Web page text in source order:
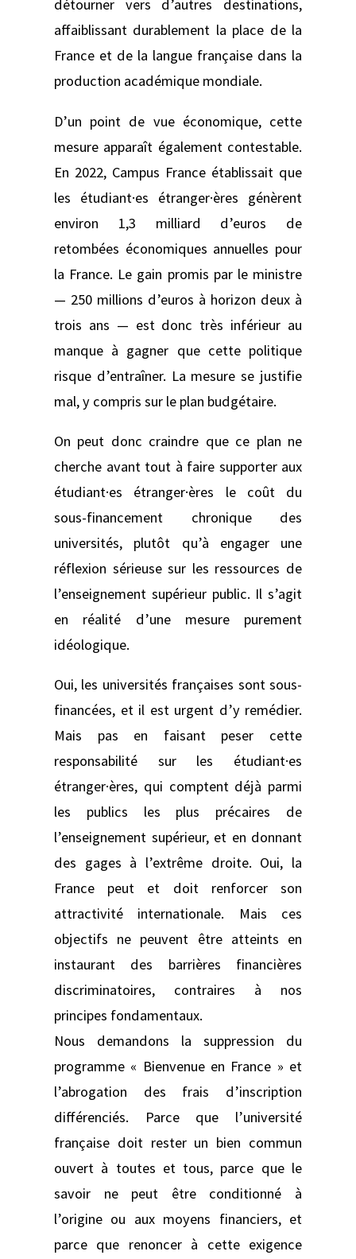
détourner vers d’autres destinations,
affaiblissant durablement la place de la
France et de la langue française dans la
production académique mondiale.
D’un point de vue économique, cette
mesure apparaît également contestable.
En 2022, Campus France établissait que
les étudiant·es étranger·ères génèrent
environ 1,3 milliard d’euros de
retombées économiques annuelles pour
la France. Le gain promis par le ministre
— 250 millions d’euros à horizon deux à
trois ans — est donc très inférieur au
manque à gagner que cette politique
risque d’entraîner. La mesure se justifie
mal, y compris sur le plan budgétaire.
On peut donc craindre que ce plan ne
cherche avant tout à faire supporter aux
étudiant·es étranger·ères le coût du
sous-financement chronique des
universités, plutôt qu’à engager une
réflexion sérieuse sur les ressources de
l’enseignement supérieur public. Il s’agit
en réalité d’une mesure purement
idéologique.
Oui, les universités françaises sont sous-
financées, et il est urgent d’y remédier.
Mais pas en faisant peser cette
responsabilité sur les étudiant·es
étranger·ères, qui comptent déjà parmi
les publics les plus précaires de
l’enseignement supérieur, et en donnant
des gages à l’extrême droite. Oui, la
France peut et doit renforcer son
attractivité internationale. Mais ces
objectifs ne peuvent être atteints en
instaurant des barrières financières
discriminatoires, contraires à nos
principes fondamentaux.
Nous demandons la suppression du
programme « Bienvenue en France » et
l’abrogation des frais d’inscription
différenciés. Parce que l’université
française doit rester un bien commun
ouvert à toutes et tous, parce que le
savoir ne peut être conditionné à
l’origine ou aux moyens financiers, et
parce que renoncer à cette exigence